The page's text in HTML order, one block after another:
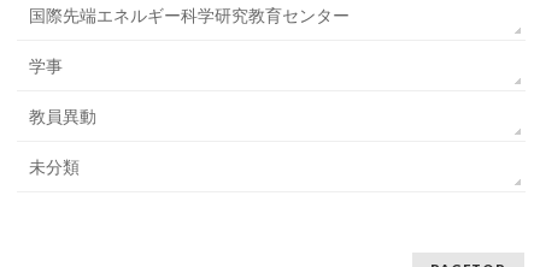
国際先端エネルギー科学研究教育センター
学事
教員異動
未分類